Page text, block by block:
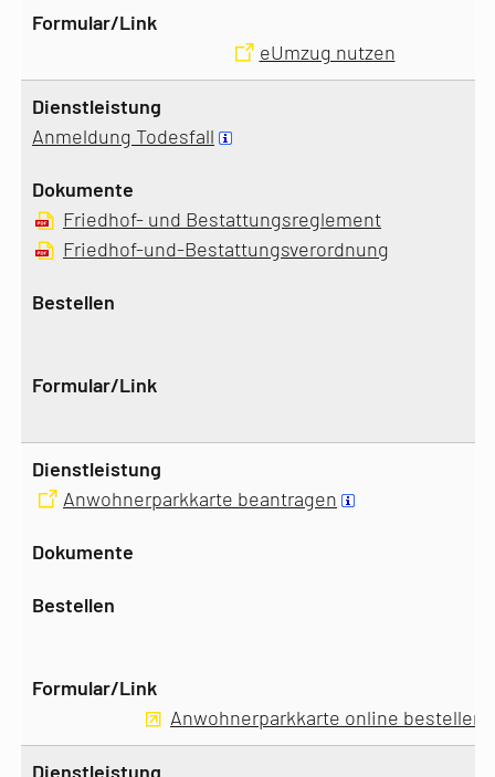
eUmzug nutzen
Anmeldung Todesfall
Friedhof- und Bestattungsreglement
Friedhof-und-Bestattungsverordnung
Anwohnerparkkarte beantragen
Anwohnerparkkarte online bestellen